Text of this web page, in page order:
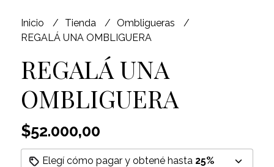
Inicio Tienda
Ombligueras
REGALÁ UNA OMBLIGUERA
REGALÁ UNA
OMBLIGUERA
$52.000,00
Elegí cómo pagar y obtené hasta 25%